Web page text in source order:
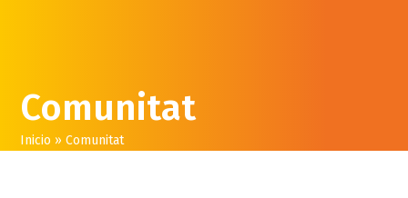
Comunitat
Inicio »Comunitat